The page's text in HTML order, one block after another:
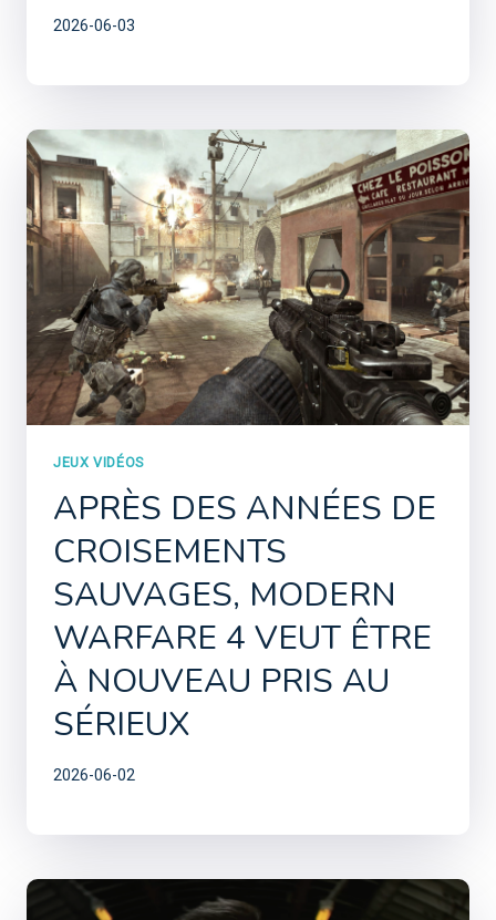
2026-06-03
JEUX VIDÉOS
APRÈS DES ANNÉES DE
CROISEMENTS
SAUVAGES, MODERN
WARFARE 4 VEUT ÊTRE
À NOUVEAU PRIS AU
SÉRIEUX
2026-06-02